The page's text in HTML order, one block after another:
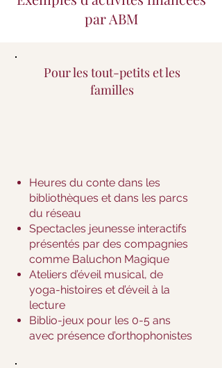
par ABM
Pour les tout-petits et les
familles
Heures du conte dans les
bibliothèques et dans les parcs
du réseau
Spectacles jeunesse interactifs
présentés par des compagnies
comme Baluchon Magique
Ateliers d’éveil musical, de
yoga-histoires et d’éveil à la
lecture
Biblio-jeux pour les 0-5 ans
avec présence d’orthophonistes